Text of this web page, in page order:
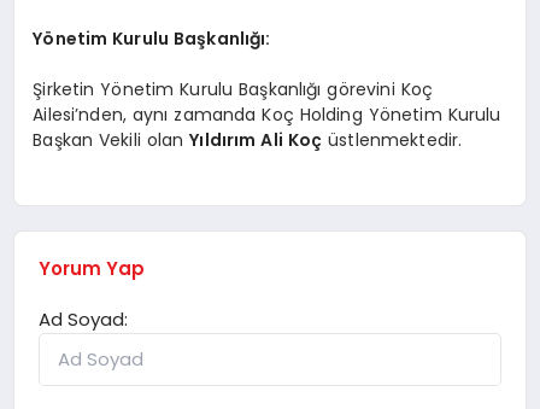
Yönetim Kurulu Başkanlığı:
Şirketin Yönetim Kurulu Başkanlığı görevini Koç
Ailesi’nden, aynı zamanda Koç Holding Yönetim Kurulu
Başkan Vekili olanYıldırım Ali Koç üstlenmektedir.
Yorum Yap
Ad Soyad: